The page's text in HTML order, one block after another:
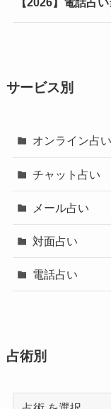
サービス別
オンライン占い
チャット占い
メール占い
対面占い
電話占い
占術別